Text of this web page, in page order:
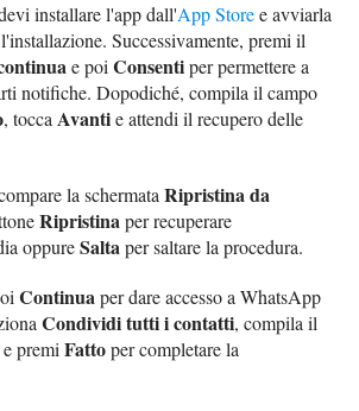
installare l'app dall'App Storee avviarla
Successivamente, premi il
e poiConsentiper permettere a
notifiche. Dopodiché, compila il campo
, toccaAvantie attendi il recupero delle
la schermataRipristina da
Ripristinaper recuperare
oppureSaltaper saltare la procedura.
Continuaper dare accesso a WhatsApp
Condividi tutti i contatti, compila il
e premiFattoper completare la